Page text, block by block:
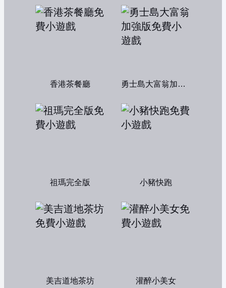
香港茶餐廳 勇士島大富翁加強版
祖瑪完全版 小豬快跑
美吉道地茶坊 灌醉小美女